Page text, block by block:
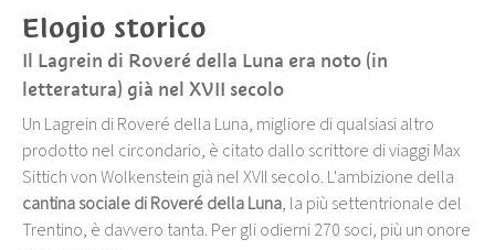
Elogio storico
Il Lagrein di Roveré della Luna era noto (in
letteratura) già nel XVII secolo
Un Lagrein di Roveré della Luna, migliore di qualsiasi altro
prodotto nel circondario, è citato dallo scrittore di viaggi Max
Sittich von Wolkenstein già nel XVII secolo. L'ambizione della
cantina sociale di Roveré della Luna, la più settentrionale del
Trentino, è davvero tanta. Per gli odierni 270 soci, più un onore